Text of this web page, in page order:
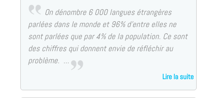
On dénombre 6 000 langues étrangères
parlées dans le monde et 96% d’entre elles ne
sont parlées que par 4% de la population. Ce sont
des chiffres qui donnent envie de réfléchir au
problème. ...
Lire la suite